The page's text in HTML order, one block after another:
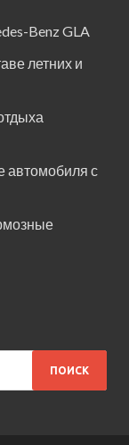
Benz GLA
летних и
автомобиля с